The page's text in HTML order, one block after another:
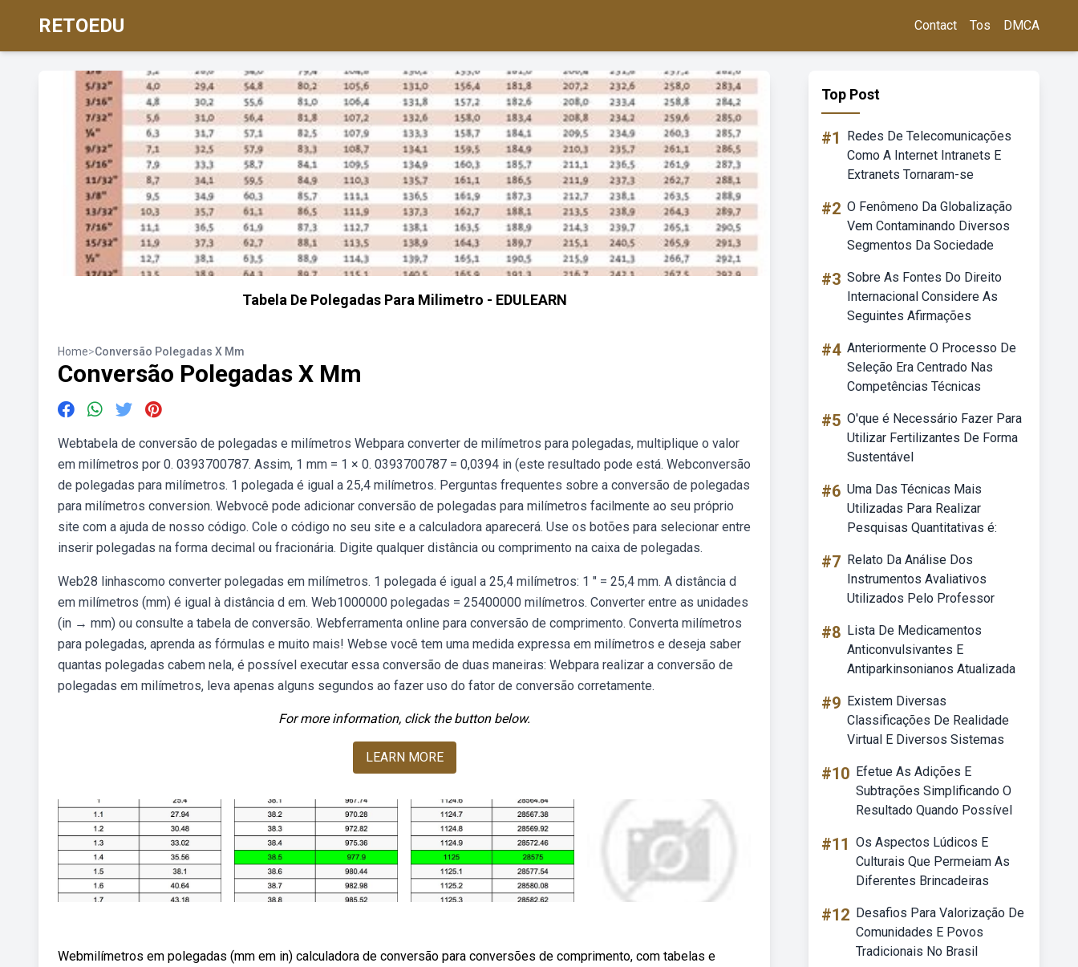
RETOEDU Contact Tos DMCA
Tabela De Polegadas Para Milimetro - EDULEARN
Home>Conversão Polegadas X Mm
Conversão Polegadas X Mm
Webtabela de conversão de polegadas e milímetros Webpara converter de milímetros para polegadas, multiplique o valor
em milímetros por 0. 0393700787. Assim, 1 mm = 1 × 0. 0393700787 = 0,0394 in (este resultado pode está. Webconversão
de polegadas para milímetros. 1 polegada é igual a 25,4 milímetros. Perguntas frequentes sobre a conversão de polegadas
para milímetros conversion. Webvocê pode adicionar conversão de polegadas para milímetros facilmente ao seu próprio
site com a ajuda de nosso código. Cole o código no seu site e a calculadora aparecerá. Use os botões para selecionar entre
inserir polegadas na forma decimal ou fracionária. Digite qualquer distância ou comprimento na caixa de polegadas.
Web28 linhascomo converter polegadas em milímetros. 1 polegada é igual a 25,4 milímetros: 1 ″ = 25,4 mm. A distância d
em milímetros (mm) é igual à distância d em. Web1000000 polegadas = 25400000 milímetros. Converter entre as unidades
(in → mm) ou consulte a tabela de conversão. Webferramenta online para conversão de comprimento. Converta milímetros
para polegadas, aprenda as fórmulas e muito mais! Webse você tem uma medida expressa em milímetros e deseja saber
quantas polegadas cabem nela, é possível executar essa conversão de duas maneiras: Webpara realizar a conversão de
polegadas em milímetros, leva apenas alguns segundos ao fazer uso do fator de conversão corretamente.
For more information, click the button below.
LEARN MORE
Webmilímetros em polegadas (mm em in) calculadora de conversão para conversões de comprimento, com tabelas e
Top Post
#1
Redes De Telecomunicações
Como A Internet Intranets E
Extranets Tornaram-se
#2 O Fenômeno Da Globalização
Vem Contaminando Diversos
Segmentos Da Sociedade
#3 Sobre As Fontes Do Direito
Internacional Considere As
Seguintes Afirmações
#4 Anteriormente O Processo De
Seleção Era Centrado Nas
Competências Técnicas
#5 O'que é Necessário Fazer Para
Utilizar Fertilizantes De Forma
Sustentável
#6 Uma Das Técnicas Mais
Utilizadas Para Realizar
Pesquisas Quantitativas é:
#7 Relato Da Análise Dos
Instrumentos Avaliativos
Utilizados Pelo Professor
#8 Lista De Medicamentos
Anticonvulsivantes E
Antiparkinsonianos Atualizada
#9 Existem Diversas
Classificações De Realidade
Virtual E Diversos Sistemas
#10 Efetue As Adições E
Subtrações Simplificando O
Resultado Quando Possível
#11 Os Aspectos Lúdicos E
Culturais Que Permeiam As
Diferentes Brincadeiras
#12 Desafios Para Valorização De
Comunidades E Povos
Tradicionais No Brasil